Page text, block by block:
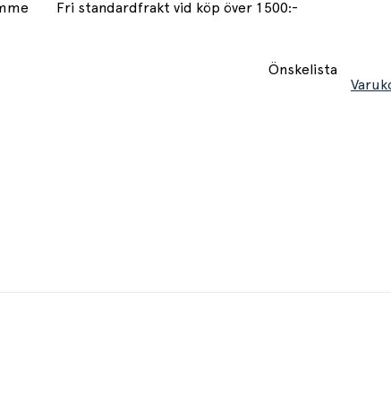
Fri standardfrakt vid köp över 1500:-
Önskelista